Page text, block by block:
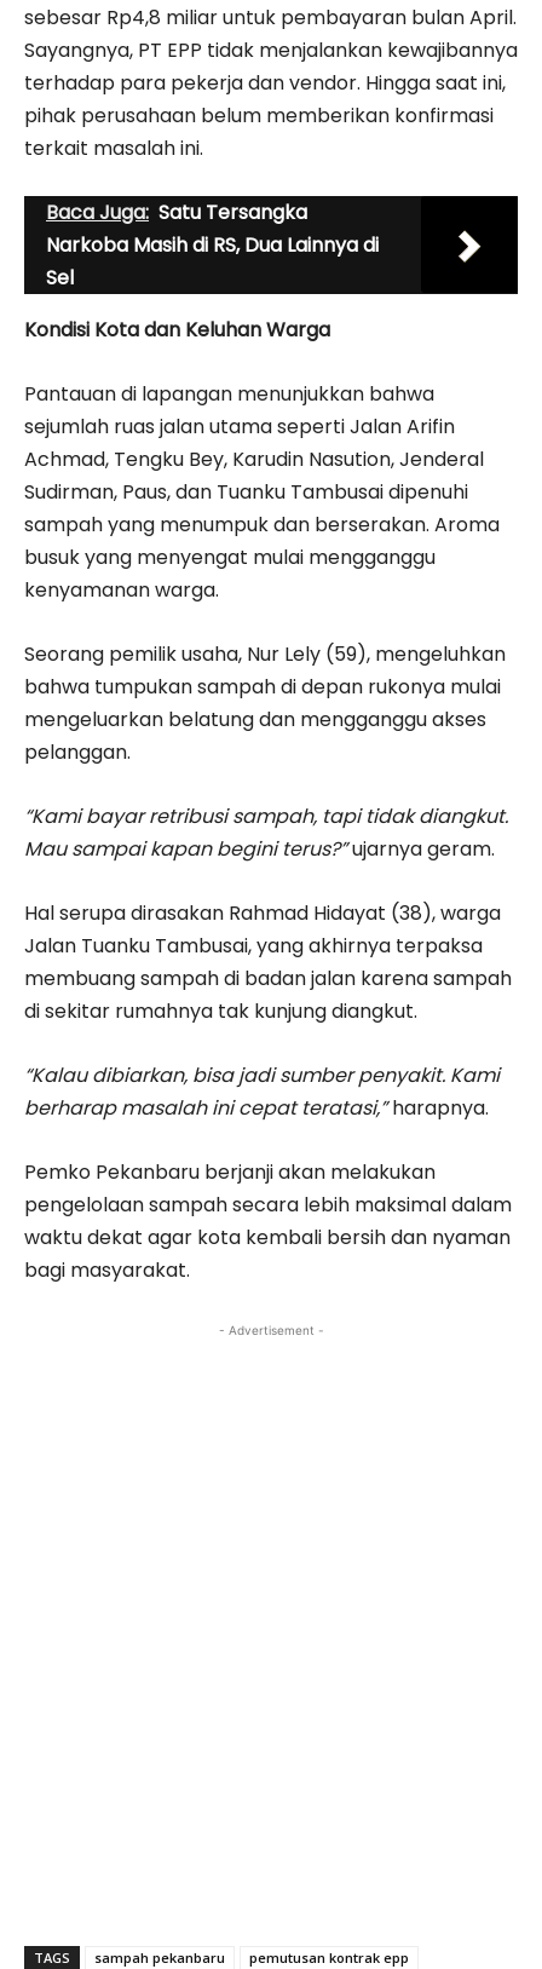
sebesar Rp4,8 miliar untuk pembayaran bulan April.
Sayangnya, PT EPP tidak menjalankan kewajibannya
terhadap para pekerja dan vendor. Hingga saat ini,
pihak perusahaan belum memberikan konfirmasi
terkait masalah ini.
Baca Juga: Satu Tersangka
Narkoba Masih di RS, Dua Lainnya di
Sel
Kondisi Kota dan Keluhan Warga
Pantauan di lapangan menunjukkan bahwa
sejumlah ruas jalan utama seperti Jalan Arifin
Achmad, Tengku Bey, Karudin Nasution, Jenderal
Sudirman, Paus, dan Tuanku Tambusai dipenuhi
sampah yang menumpuk dan berserakan. Aroma
busuk yang menyengat mulai mengganggu
kenyamanan warga.
Seorang pemilik usaha, Nur Lely (59), mengeluhkan
bahwa tumpukan sampah di depan rukonya mulai
mengeluarkan belatung dan mengganggu akses
pelanggan.
“Kami bayar retribusi sampah, tapi tidak diangkut.
Mau sampai kapan begini terus?”ujarnya geram.
Hal serupa dirasakan Rahmad Hidayat (38), warga
Jalan Tuanku Tambusai, yang akhirnya terpaksa
membuang sampah di badan jalan karena sampah
di sekitar rumahnya tak kunjung diangkut.
“Kalau dibiarkan, bisa jadi sumber penyakit. Kami
berharap masalah ini cepat teratasi,”harapnya.
Pemko Pekanbaru berjanji akan melakukan
pengelolaan sampah secara lebih maksimal dalam
waktu dekat agar kota kembali bersih dan nyaman
bagi masyarakat.
- Advertisement -
TAGS sampah pekanbaru pemutusan kontrak epp